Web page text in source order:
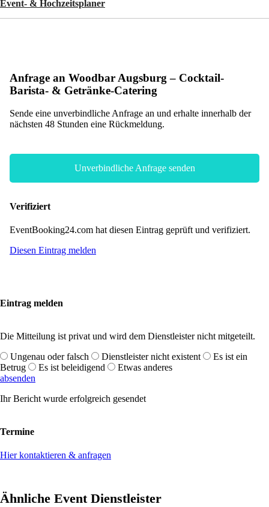
Event- & Hochzeitsplaner
Anfrage an Woodbar Augsburg – Cocktail-
Barista- & Getränke-Catering
Sende eine unverbindliche Anfrage an und erhalte innerhalb der
nächsten 48 Stunden eine Rückmeldung.
Unverbindliche Anfrage senden
Verifiziert
EventBooking24.com hat diesen Eintrag geprüft und verifiziert.
Diesen Eintrag melden
Eintrag melden
Die Mitteilung ist privat und wird dem Dienstleister nicht mitgeteilt.
Ungenau oder falsch
Dienstleister nicht existent
Es ist ein
Betrug
Es ist beleidigend
Etwas anderes
absenden
Ihr Bericht wurde erfolgreich gesendet
Termine
Hier kontaktieren & anfragen
Ähnliche Event Dienstleister